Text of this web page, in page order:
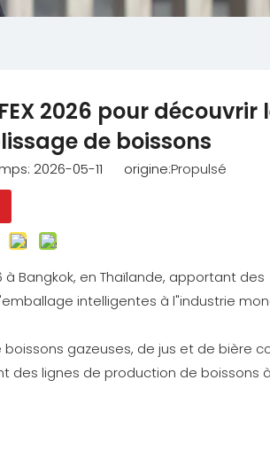
2026 pour découvrir
de boissons
2026-05-11 origine:Propulsé
à Bangkok, en Thaïlande, apportant des
intelligentes à l"industrie
gazeuses, de jus et de bière
des lignes de production de boissons